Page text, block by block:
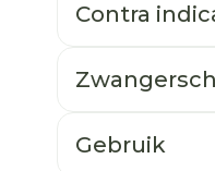
Contra
Gebruik